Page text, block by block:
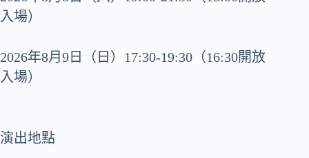
入場）
2026年8月9日（日）17:30-19:30（16:30開放
入場）
演出地點